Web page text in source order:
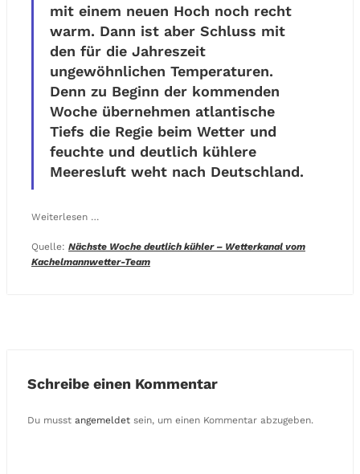
mit einem neuen Hoch noch recht
warm. Dann ist aber Schluss mit
den für die Jahreszeit
ungewöhnlichen Temperaturen.
Denn zu Beginn der kommenden
Woche übernehmen atlantische
Tiefs die Regie beim Wetter und
feuchte und deutlich kühlere
Meeresluft weht nach Deutschland.
Weiterlesen …
Quelle: Nächste Woche deutlich kühler – Wetterkanal vom
Kachelmannwetter-Team
Schreibe einen Kommentar
Du musst angemeldet sein, um einen Kommentar abzugeben.